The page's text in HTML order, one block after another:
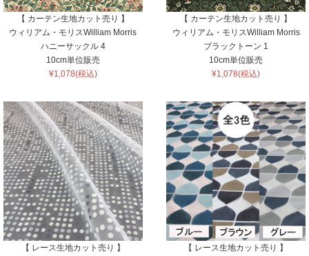
【 カーテン生地カット売り 】
ウィリアム・モリスWilliam Morris
ハニーサックル 4
10cm単位販売
¥1,078(税込)
【 カーテン生地カット売り 】
ウィリアム・モリスWilliam Morris
ブラックトーン 1
10cm単位販売
¥1,078(税込)
【 レース生地カット売り 】 【 レース生地カット売り 】